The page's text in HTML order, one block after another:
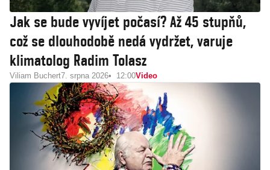
Jak se bude vyvíjet počasí? Až 45 stupňů,
což se dlouhodobě nedá vydržet, varuje
klimatolog Radim Tolasz
Viliam Buchert7. srpna 2026 12:00Video